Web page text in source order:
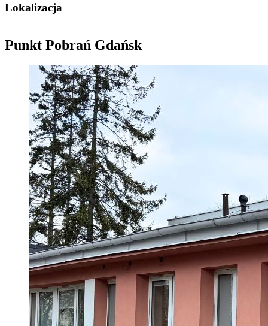
Lokalizacja
Punkt Pobrań Gdańsk